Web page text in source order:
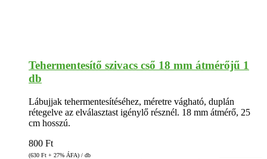
Tehermentesítő szivacs cső 18 mm átmérőjű 1
db
Lábujjak tehermentesítéséhez, méretre vágható, duplán
rétegelve az elválasztast igénylő résznél. 18 mm átmérő, 25
cm hosszú.
800 Ft
(630 Ft + 27% ÁFA) / db